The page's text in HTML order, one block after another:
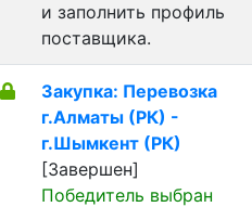
и заполнить профиль
поставщика.
Закупка: Перевозка
г.Алматы (РК) -
г.Шымкент (РК)
[Завершен]
Победитель выбран